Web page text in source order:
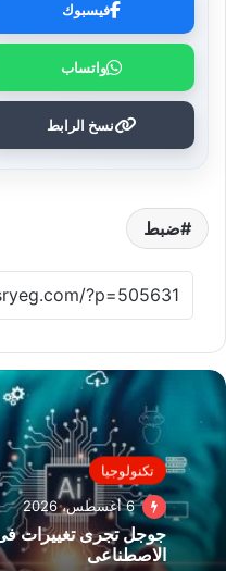
فيسبوك
واتساب
نسخ الرابط
ضبط
تكنولوجيا
6 أغسطس، 2026
جوجل تجرى تغييرات فى
الاصطناعى